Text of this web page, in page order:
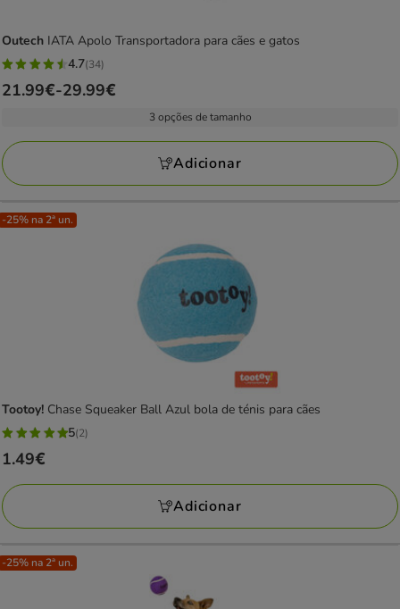
Outech IATA Apolo Transportadora para cães e gatos
4.7
estrelas
34
avaliações
4.7(34)
Preço
a
29.99€
21.99€-29.99€
3 opções de tamanho
Adicionar
-25% na 2ª un.
Tootoy! Chase Squeaker Ball Azul bola de ténis para cães
5
estrelas
com
2
avaliações
5(2)
Preço
1.49€
1.49€
Adicionar
-25% na 2ª un.